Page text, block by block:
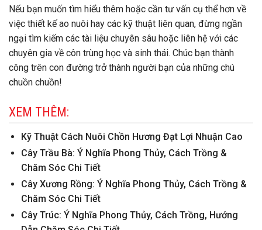
Nếu bạn muốn tìm hiểu thêm hoặc cần tư vấn cụ thể hơn về
việc thiết kế ao nuôi hay các kỹ thuật liên quan, đừng ngần
ngại tìm kiếm các tài liệu chuyên sâu hoặc liên hệ với các
chuyên gia về côn trùng học và sinh thái. Chúc bạn thành
công trên con đường trở thành người bạn của những chú
chuồn chuồn!
XEM THÊM:
Kỹ Thuật Cách Nuôi Chồn Hương Đạt Lợi Nhuận Cao
Cây Trầu Bà: Ý Nghĩa Phong Thủy, Cách Trồng &
Chăm Sóc Chi Tiết
Cây Xương Rồng: Ý Nghĩa Phong Thủy, Cách Trồng &
Chăm Sóc Chi Tiết
Cây Trúc: Ý Nghĩa Phong Thủy, Cách Trồng, Hướng